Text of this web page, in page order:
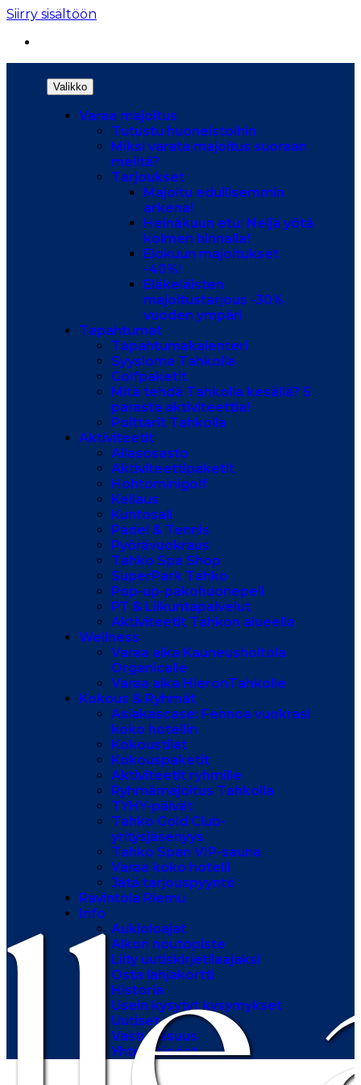
Siirry sisältöön
Valikko
Varaa majoitus
Tutustu huoneistoihin
Miksi varata majoitus suoraan
meiltä?
Tarjoukset
Majoitu edullisemmin
arkena!
Heinäkuun etu: Neljä yötä
kolmen hinnalla!
Elokuun majoitukset
-40%!
Eläkeläisten
majoitustarjous -30%
vuoden ympäri
Tapahtumat
Tapahtumakalenteri
Syysloma Tahkolla
Golfpaketit
Mitä tehdä Tahkolla kesällä? 5
parasta aktiviteettia!
Polttarit Tahkolla
Aktiviteetit
Allasosasto
Aktiviteettipaketit
Hohtominigolf
Keilaus
Kuntosali
Padel & Tennis
Pyörävuokraus
Tahko Spa Shop
SuperPark Tahko
Pop-up-pakohuonepeli
PT & Liikuntapalvelut
Aktiviteetit Tahkon alueella
Wellness
Varaa aika Kauneushoitola
Organicalle
Varaa aika HieronTahkolle
Kokous & Ryhmät
Asiakascase: Fennoa vuokrasi
koko hotellin
Kokoustilat
Kokouspaketit
Aktiviteetit ryhmille
Ryhmämajoitus Tahkolla
TYHY-päivät
Tahko Gold Club-
yritysjäsenyys
Tahko Span VIP-sauna
Varaa koko hotelli
Jätä tarjouspyyntö
Ravintola Riemu
Info
Aukioloajat
Alkon noutopiste
Liity uutiskirjetilaajaksi
Osta lahjakortti
Historia
Usein kysytyt kysymykset
Uutiset
Vastuullisuus
Yhteystiedot